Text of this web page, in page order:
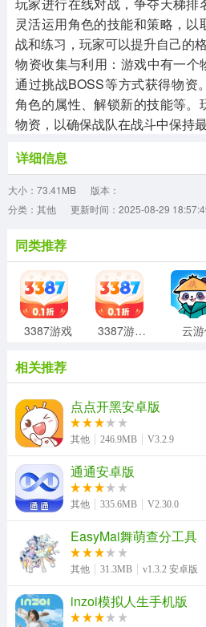
灵活运用角色的技能和策略，
战和练习，玩家可以提升自己的
物资收集与利用‌：游戏中有一个
通过挑战BOSS等方式获得物资
角色的属性、解锁新的技能等。
物资，以确保战队在战斗中保持最
详细信息
大小：73.41MB
版本：
分类：其他
更新时间：2025-08-29
同类推荐
3387游戏 3387游戏盒子 云
相关推荐
点点开黑安卓版
其他 246.9MB V3.2.9
通通安卓版
其他 335.6MB V2.30.0
EasyMai舞萌查分工具
其他 31.3MB v1.3.2 安卓版
inzoi模拟人生手机版